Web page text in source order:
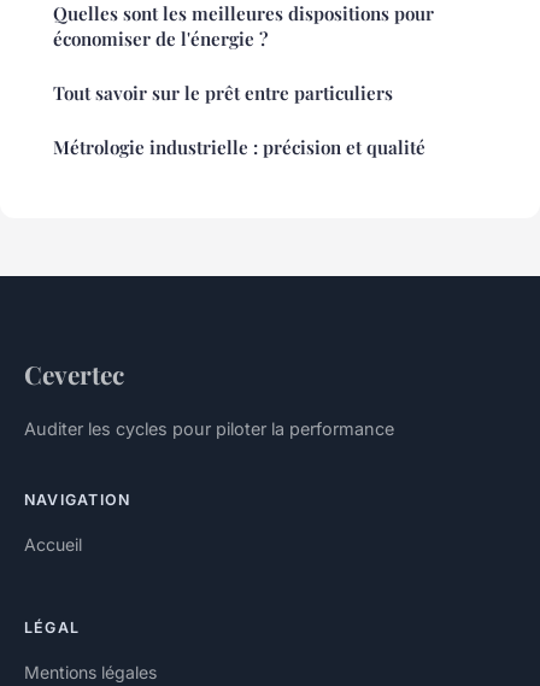
Quelles sont les meilleures dispositions pour
économiser de l'énergie ?
Tout savoir sur le prêt entre particuliers
Métrologie industrielle : précision et qualité
Cevertec
Auditer les cycles pour piloter la performance
NAVIGATION
Accueil
LÉGAL
Mentions légales